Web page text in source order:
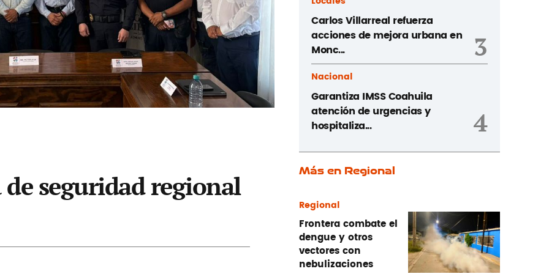
seguridad regional
Carlos Villarreal refuerza
acciones de mejora urbana en
Monc...
3
Nacional
Garantiza IMSS Coahuila
atención de urgencias y
hospitaliza...
4
Más en Regional
Regional
Frontera combate el
dengue y otros
vectores con
nebulizaciones